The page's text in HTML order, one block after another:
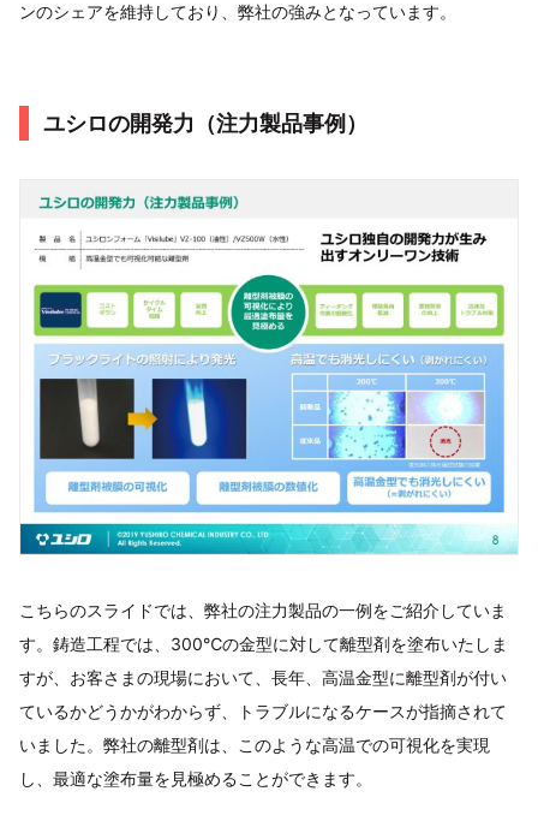
ンのシェアを維持しており、弊社の強みとなっています。
ユシロの開発力（注力製品事例）
こちらのスライドでは、弊社の注力製品の一例をご紹介していま
す。鋳造工程では、300℃の金型に対して離型剤を塗布いたしま
すが、お客さまの現場において、長年、高温金型に離型剤が付い
ているかどうかがわからず、トラブルになるケースが指摘されて
いました。弊社の離型剤は、このような高温での可視化を実現
し、最適な塗布量を見極めることができます。